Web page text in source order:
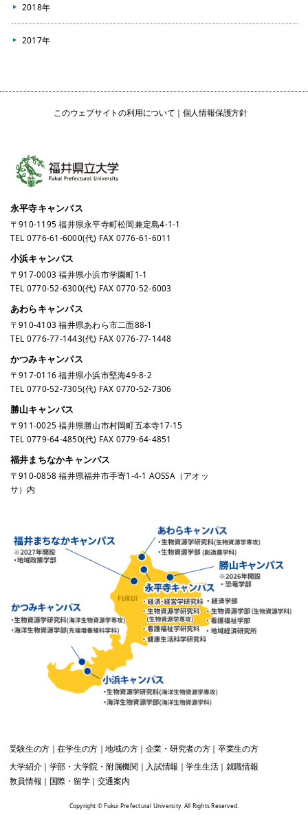
2018年
2017年
このウェブサイトの利用について 個人情報保護方針
永平寺キャンパス
〒910-1195 福井県永平寺町松岡兼定島4-1-1
TEL 0776-61-6000(代) FAX 0776-61-6011
小浜キャンパス
〒917-0003 福井県小浜市学園町1-1
TEL 0770-52-6300(代) FAX 0770-52-6003
あわらキャンパス
〒910-4103 福井県あわら市二面88-1
TEL 0776-77-1443(代) FAX 0776-77-1448
かつみキャンパス
〒917-0116 福井県小浜市堅海49-8-2
TEL 0770-52-7305(代) FAX 0770-52-7306
勝山キャンパス
〒911-0025 福井県勝山市村岡町五本寺17-15
TEL 0779-64-4850(代) FAX 0779-64-4851
福井まちなかキャンパス
〒910-0858 福井県福井市手寄1-4-1 AOSSA（アオッ
サ）内
受験生の方 在学生の方 地域の方 企業・研究者の方 卒業生の方
大学紹介
学部・大学院・附属機関 入試情報 学生生活
就職情報
教員情報
国際・留学 交通案内
Copyright © Fukui Prefectural University. All Rights Reserved.